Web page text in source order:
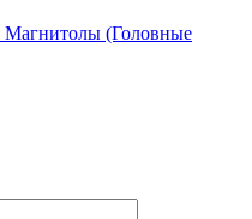
Магнитолы (Головные